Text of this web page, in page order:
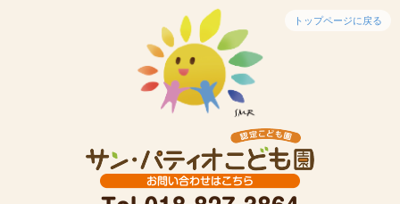
トップページに戻る